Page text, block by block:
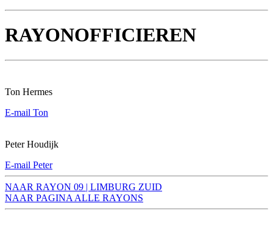
RAYONOFFICIEREN
Ton Hermes
E-mail Ton
Peter Houdijk
E-mail Peter
NAAR RAYON 09 | LIMBURG ZUID
NAAR PAGINA ALLE RAYONS